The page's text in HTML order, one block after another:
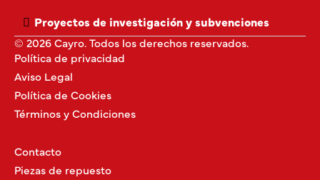
Proyectos de investigación y subvenciones
© 2026 Cayro. Todos los derechos reservados.
Política de privacidad
Aviso Legal
Política de Cookies
Términos y Condiciones
Contacto
Piezas de repuesto